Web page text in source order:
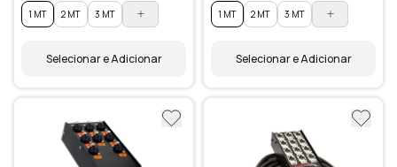
1 MT 2 MT 3 MT
Selecionar e Adicionar
1 MT 2 MT 3 MT
Selecionar e Adicionar